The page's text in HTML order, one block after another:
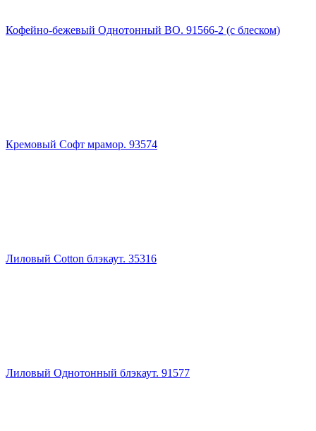
Кофейно-бежевый Однотонный ВО. 91566-2 (с блеском)
Кремовый Софт мрамор. 93574
Лиловый Cotton блэкаут. 35316
Лиловый Однотонный блэкаут. 91577